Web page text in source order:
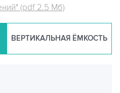
(pdf 2.5 Мб)
ВЕРТИКАЛЬНАЯ ЁМКОСТЬ